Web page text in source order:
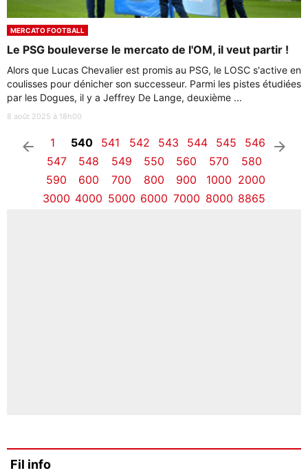
MERCATO FOOTBALL
Le PSG bouleverse le mercato de l'OM, il veut partir !
Alors que Lucas Chevalier est promis au PSG, le LOSC s'active en
coulisses pour dénicher son successeur. Parmi les pistes étudiées
par les Dogues, il y a Jeffrey De Lange, deuxième ...
8 août 2025 à 18h00
arrow_left 1 540 541 542 543 544 545
546
547
548 549 550 560 570
580
590
600 700 800 900 1000 2000
3000 4000 5000 6000 7000 8000 8865
arrow_right
Fil info